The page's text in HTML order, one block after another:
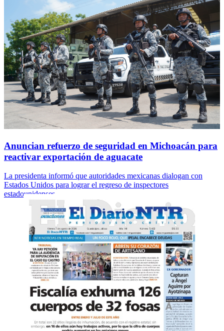
Anuncian refuerzo de seguridad en Michoacán para
reactivar exportación de aguacate
La presidenta informó que autoridades mexicanas dialogan con
Estados Unidos para lograr el regreso de inspectores
estadounidenses